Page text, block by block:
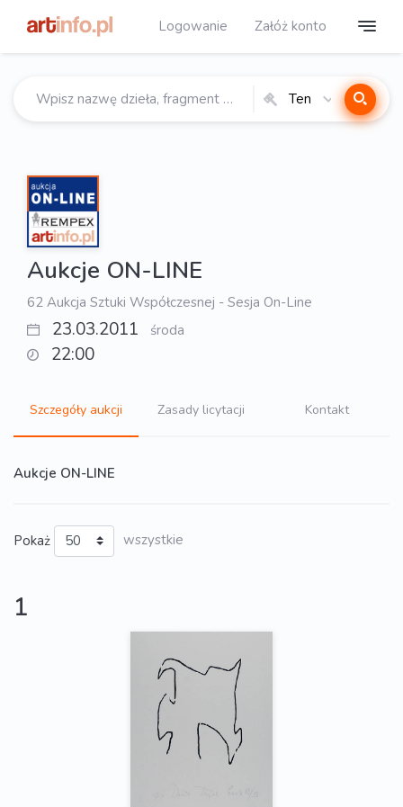
Logowanie Załóż konto
Ten
Aukcje ON-LINE
62 Aukcja Sztuki Współczesnej - Sesja On-Line
23.03.2011 środa
22:00
Szczegóły aukcji Zasady licytacji Kontakt
Aukcje ON-LINE
Pokaż wszystkie
1